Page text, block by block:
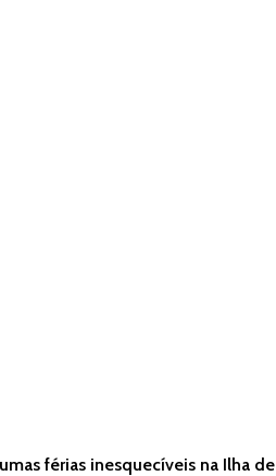
férias inesquecíveis na Ilha